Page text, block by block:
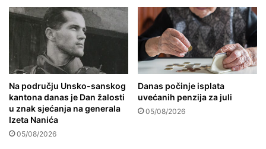
Na području Unsko-sanskog
kantona danas je Dan žalosti
u znak sjećanja na generala
Izeta Nanića
05/08/2026
Danas počinje isplata
uvećanih penzija za juli
05/08/2026